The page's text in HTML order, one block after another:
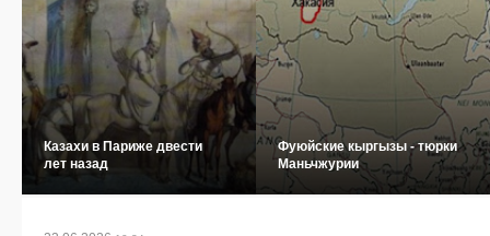
Казахи в Париже двести
лет назад
Фуюйские кыргызы - тюрки
Маньчжурии